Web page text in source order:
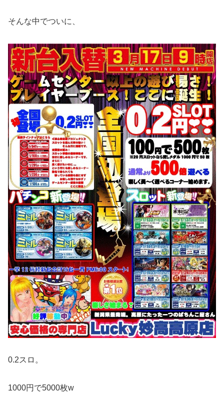
そんな中でついに、
0.2スロ。
1000円で5000枚w